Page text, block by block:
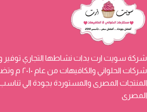
شركة سويت ارت بدات نشاطها التجاري توفير
شركات
المنتجات المصرى والمستوردة بجودة الي
المصرى